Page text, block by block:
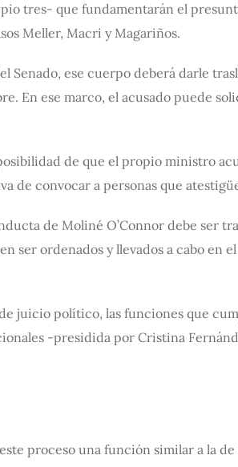
tres- que fundamentarán el
Meller, Macri y Magariños.
Senado, ese cuerpo deberá darle
En ese marco, el acusado puede
de que el propio ministro
de convocar a personas que
de Moliné O’Connor debe ser
ordenados y llevados a cabo en
juicio político, las funciones que
-presidida por Cristina
proceso una función similar a la